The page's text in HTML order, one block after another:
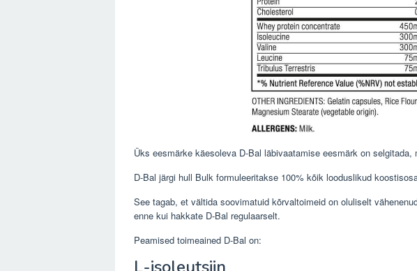
Üks eesmärke käesoleva D-Bal läbivaatamise eesmärk on selgitada,
D-Bal järgi hull Bulk formuleeritakse 100% kõik looduslikud
See tagab, et vältida soovimatuid kõrvaltoimeid on oluliselt
enne kui hakkate D-Bal regulaarselt.
Peamised toimeained D-Bal on: